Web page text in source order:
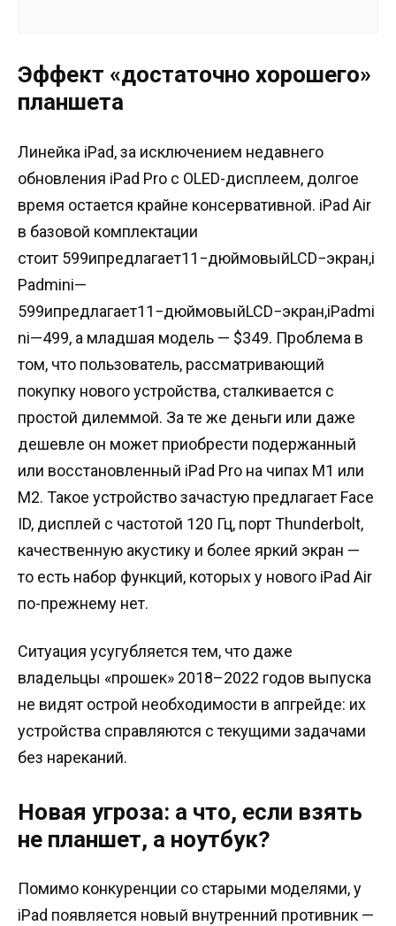
Эффект «достаточно хорошего»
планшета
Линейка iPad, за исключением недавнего
обновления iPad Pro с OLED-дисплеем, долгое
время остается крайне консервативной. iPad Air
в базовой комплектации
стоит 599ипредлагает11−дюймовыйLCD−экран,i
Padmini—
599ипредлагает11−дюймовыйLCD−экран,iPadmi
ni—499, а младшая модель — $349. Проблема в
том, что пользователь, рассматривающий
покупку нового устройства, сталкивается с
простой дилеммой. За те же деньги или даже
дешевле он может приобрести подержанный
или восстановленный iPad Pro на чипах M1 или
M2. Такое устройство зачастую предлагает Face
ID, дисплей с частотой 120 Гц, порт Thunderbolt,
качественную акустику и более яркий экран —
то есть набор функций, которых у нового iPad Air
по-прежнему нет.
Ситуация усугубляется тем, что даже
владельцы «прошек» 2018–2022 годов выпуска
не видят острой необходимости в апгрейде: их
устройства справляются с текущими задачами
без нареканий.
Новая угроза: а что, если взять
не планшет, а ноутбук?
Помимо конкуренции со старыми моделями, у
iPad появляется новый внутренний противник —